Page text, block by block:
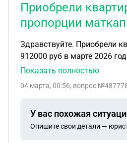
Приобрели
пропорции
Здравствуйте. Приобрели
912000 руб в марте 2026
как рассчитать сколько
Показать полностью
04 марта, 00:56, вопрос
У вас похожая
Опишите свои детали —